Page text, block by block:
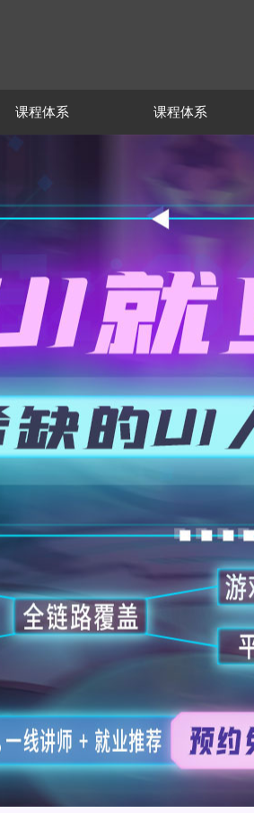
课程体系 课程体系